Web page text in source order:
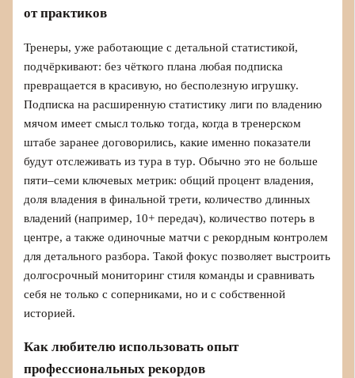
от практиков
Тренеры, уже работающие с детальной статистикой,
подчёркивают: без чёткого плана любая подписка
превращается в красивую, но бесполезную игрушку.
Подписка на расширенную статистику лиги по владению
мячом имеет смысл только тогда, когда в тренерском
штабе заранее договорились, какие именно показатели
будут отслеживать из тура в тур. Обычно это не больше
пяти–семи ключевых метрик: общий процент владения,
доля владения в финальной трети, количество длинных
владений (например, 10+ передач), количество потерь в
центре, а также одиночные матчи с рекордным контролем
для детального разбора. Такой фокус позволяет выстроить
долгосрочный мониторинг стиля команды и сравнивать
себя не только с соперниками, но и с собственной
историей.
Как любителю использовать опыт
профессиональных рекордов